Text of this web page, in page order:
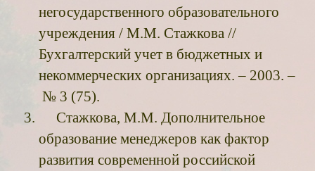
негосударственного образовательного
учреждения / М.М. Стажкова //
Бухгалтерский учет в бюджетных и
некоммерческих организациях. – 2003. –
№ 3 (75).
Стажкова, М.М. Дополнительное
образование менеджеров как фактор
развития современной российской